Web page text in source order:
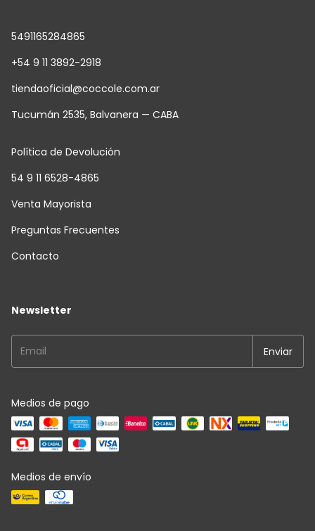
5491165284865
+54 9 11 3892-2918
tiendaoficial@coccole.com.ar
Tucumán 2535, Balvanera — CABA
Política de Devolución
54 9 11 6528-4865
Venta Mayorista
Preguntas Frecuentes
Contacto
Newsletter
Medios de pago
Medios de envío